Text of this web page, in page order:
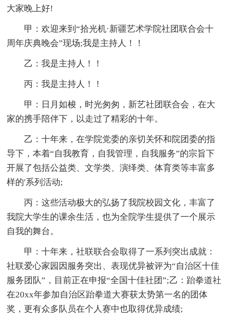
大家晚上好!
甲：欢迎来到“拾光机·新疆艺术学院社团联合会十
周年庆典晚会”现场;我是主持人！！
乙：我是主持人！！
丙：我是主持人！！
甲：日月如梭，时光匆匆，新艺社团联合会，在大
家的携手陪伴下，以走过了精彩的十年。
乙：十年来，在学院党委的亲切关怀和院团委的指
导下，本着“自我教育，自我管理，自我服务”的宗旨下
开展了包括公益类、文学类、演绎类、体育类等丰富多
样的'系列活动;
丙：这些活动极大的弘扬了我院校园文化，丰富了
我院大学生的课余生活，也为全院学生提供了一个展示
自我的舞台。
甲：十年来，社联联合会取得了一系列突出成就：
社联爱心家园因服务突出、表现优异被评为“自治区十佳
服务团队”，目前正在申报“全国十佳社团”;乙：跆拳道社
在20xx年参加自治区跆拳道大赛获太势第一名的团体
奖，更有众多队员在个人赛中也取得优异成绩;